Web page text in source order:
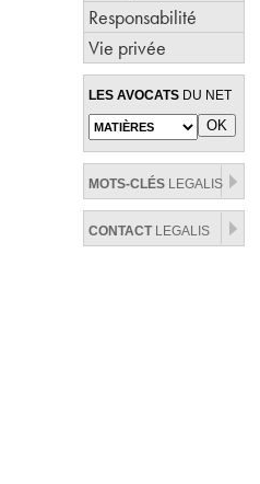
Responsabilité
Vie privée
LES AVOCATS DU NET
MOTS-CLÉS LEGALIS
CONTACTLEGALIS